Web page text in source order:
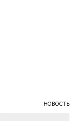
НОВОСТЬ